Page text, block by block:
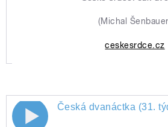
(Michal
ceskesrdce.cz
Česká dvanáctka (31.